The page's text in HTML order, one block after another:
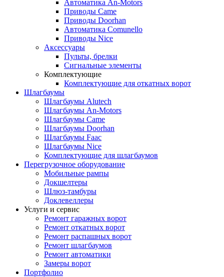
Автоматика An-Motors
Приводы Came
Приводы Doorhan
Автоматика Comunello
Приводы Nice
Аксессуары
Пульты, брелки
Сигнальные элементы
Комплектующие
Комплектующие для откатных ворот
Шлагбаумы
Шлагбаумы Alutech
Шлагбаумы An-Motors
Шлагбаумы Came
Шлагбаумы Doorhan
Шлагбаумы Faac
Шлагбаумы Nice
Комплектующие для шлагбаумов
Перегрузочное оборудование
Мобильные рампы
Докшелтеры
Шлюз-тамбуры
Доклевеллеры
Услуги и сервис
Ремонт гаражных ворот
Ремонт откатных ворот
Ремонт распашных ворот
Ремонт шлагбаумов
Ремонт автоматики
Замеры ворот
Портфолио